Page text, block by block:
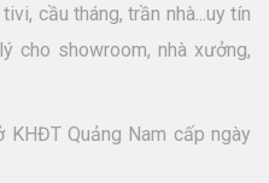
cầu tháng, trần nhà...uy tín
cho showroom, nhà xưởng,
KHĐT Quảng Nam cấp ngày